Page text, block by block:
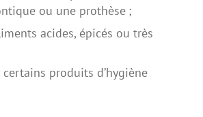
ou une prothèse ;
acides, épicés ou très
certains produits d’hygiène